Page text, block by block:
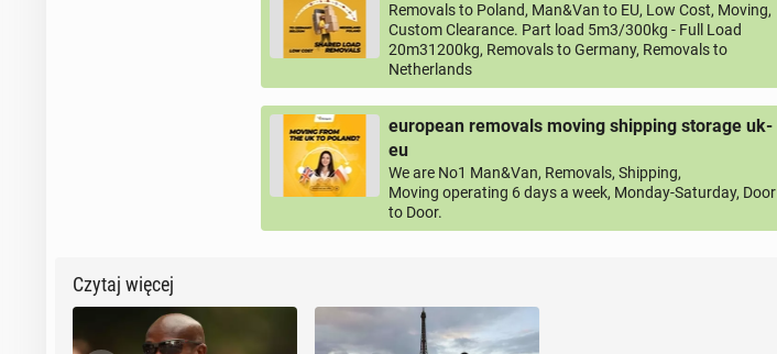
Removals to Poland, Man&Van to EU, Low Cost, Moving,
Custom Clearance. Part load 5m3/300kg - Full Load
20m31200kg, Removals to Germany, Removals to
Netherlands
european removals moving shipping storage uk-
eu
We are No1 Man&Van, Removals, Shipping,
Moving operating 6 days a week, Monday-Saturday, Door
to Door.
Czytaj więcej